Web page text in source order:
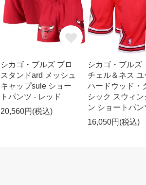
シカゴ・ブルズ プロ
スタンドard メッシュ
キャップsule ショー
トパンツ - レッド
20,560円(税込)
シカゴ・ブルズ
チェル＆ネス ユ
ハードウッド・
シック スウィン
ン ショートパン
16,050円(税込)